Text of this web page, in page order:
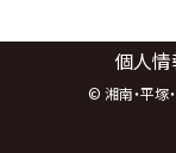
個人
© 湘南・平塚